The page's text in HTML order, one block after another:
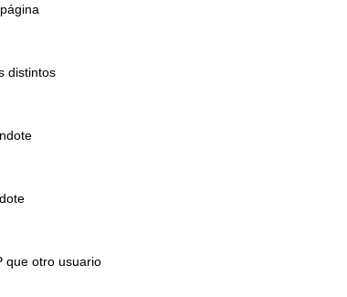
distintos
que otro usuario